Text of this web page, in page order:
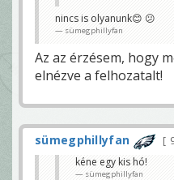
nincs is olyanunk😊 😕
sümegphillyfan
Az az érzésem, hogy
elnézve a felhozatalt!
sümegphillyfan
kéne egy kis hó!
sümegphillyfan